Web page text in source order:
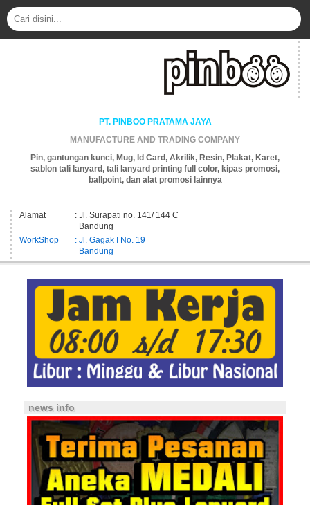
PT. PINBOO PRATAMA JAYA
MANUFACTURE AND TRADING COMPANY
Pin, gantungan kunci, Mug, Id Card, Akrilik, Resin, Plakat, Karet,
sablon tali lanyard, tali lanyard printing full color, kipas promosi,
ballpoint, dan alat promosi lainnya
Alamat
: Jl. Surapati no. 141/ 144 C
Bandung
WorkShop
: Jl. Gagak I No. 19
Bandung
news info